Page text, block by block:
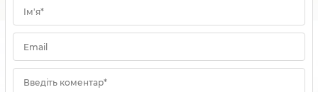
Ім'я*
Email
Введіть коментар*